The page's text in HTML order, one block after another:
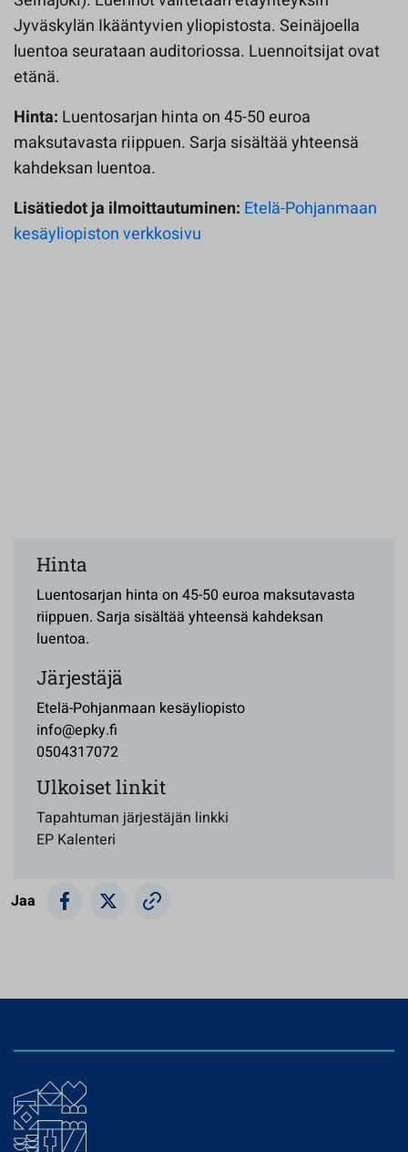
Jyväskylän Ikääntyvien yliopistosta. Seinäjoella
luentoa seurataan auditoriossa. Luennoitsijat ovat
etänä.
Hinta: Luentosarjan hinta on 45-50 euroa
maksutavasta riippuen. Sarja sisältää yhteensä
kahdeksan luentoa.
Lisätiedot ja ilmoittautuminen: Etelä-Pohjanmaan
kesäyliopiston verkkosivu
Hinta
Luentosarjan hinta on 45-50 euroa maksutavasta
riippuen. Sarja sisältää yhteensä kahdeksan
luentoa.
Järjestäjä
Etelä-Pohjanmaan kesäyliopisto
info@epky.fi
0504317072
Ulkoiset linkit
Tapahtuman järjestäjän linkki
EP Kalenteri
Jaa